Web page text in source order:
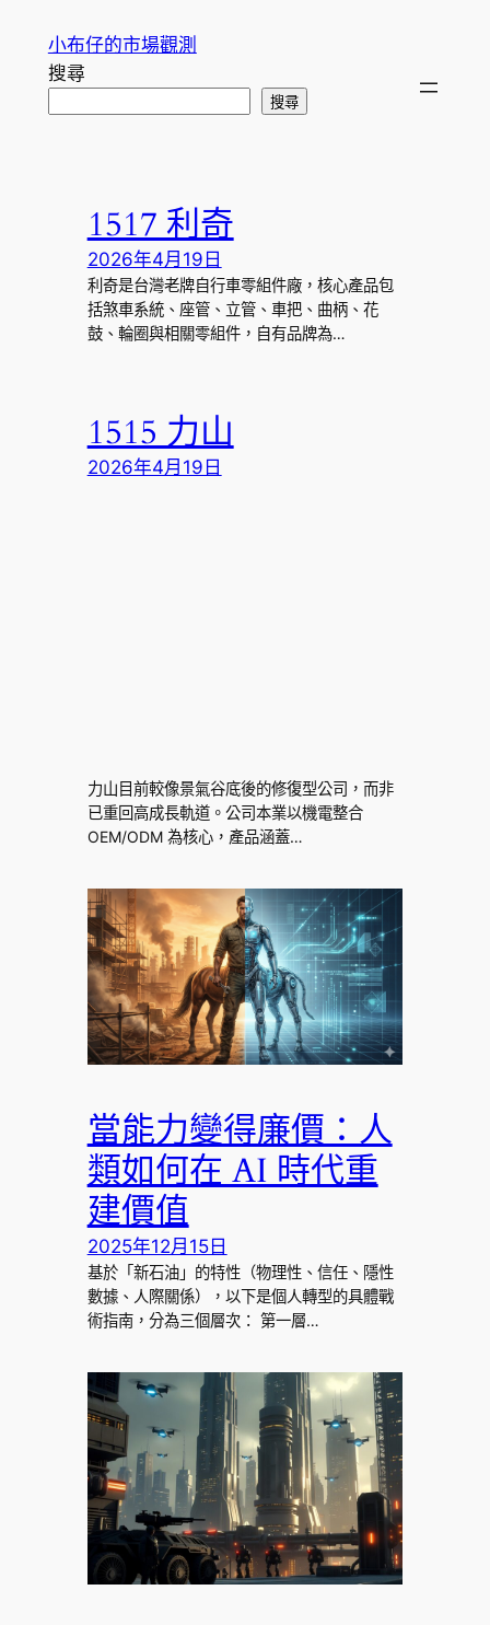
小布仔的市場觀測
搜尋
搜尋
1517 利奇
2026年4月19日
利奇是台灣老牌自行車零組件廠，核心產品包
括煞車系統、座管、立管、車把、曲柄、花
鼓、輪圈與相關零組件，自有品牌為…
1515 力山
2026年4月19日
力山目前較像景氣谷底後的修復型公司，而非
已重回高成長軌道。公司本業以機電整合
OEM/ODM 為核心，產品涵蓋…
當能力變得廉價：人
類如何在 AI 時代重
建價值
2025年12月15日
基於「新石油」的特性（物理性、信任、隱性
數據、人際關係），以下是個人轉型的具體戰
術指南，分為三個層次： 第一層…